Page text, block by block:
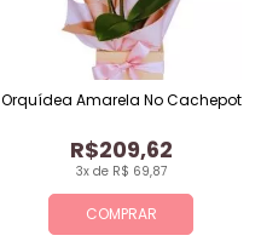
COMPRAR
3x de R$ 69,87
R$209,62
Orquídea Amarela No Cachepot